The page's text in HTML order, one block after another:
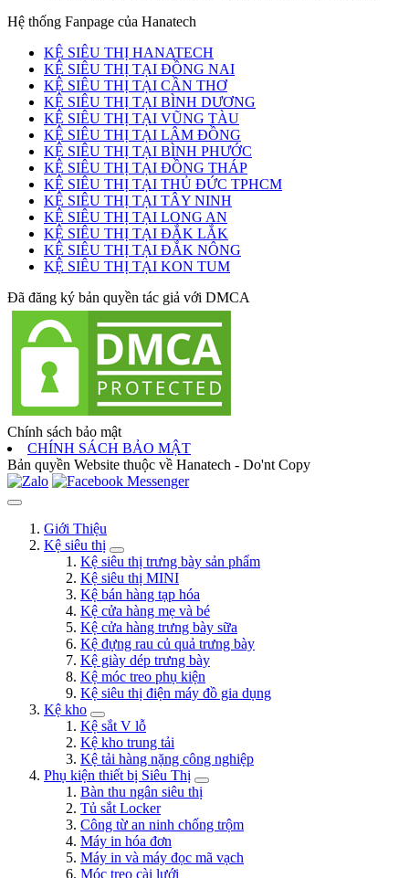
Hệ thống Fanpage của Hanatech
KỆ SIÊU THỊ HANATECH
KỆ SIÊU THỊ TẠI ĐỒNG NAI
KỆ SIÊU THỊ TẠI CẦN THƠ
KỆ SIÊU THỊ TẠI BÌNH DƯƠNG
KỆ SIÊU THỊ TẠI VŨNG TÀU
KỆ SIÊU THỊ TẠI LÂM ĐỒNG
KỆ SIÊU THỊ TẠI BÌNH PHƯỚC
KỆ SIÊU THỊ TẠI ĐỒNG THÁP
KỆ SIÊU THỊ TẠI THỦ ĐỨC TPHCM
KỆ SIÊU THỊ TẠI TÂY NINH
KỆ SIÊU THỊ TẠI LONG AN
KỆ SIÊU THỊ TẠI ĐẮK LẮK
KỆ SIÊU THỊ TẠI ĐẮK NÔNG
KỆ SIÊU THỊ TẠI KON TUM
Đã đăng ký bản quyền tác giả với DMCA
Chính sách bảo mật
CHÍNH SÁCH BẢO MẬT
Bản quyền Website thuộc về Hanatech - Do'nt Copy
Giới Thiệu
Kệ siêu thị
Kệ siêu thị trưng bày sản phẩm
Kệ siêu thị MINI
Kệ bán hàng tạp hóa
Kệ cửa hàng mẹ và bé
Kệ cửa hàng trưng bày sữa
Kệ đựng rau củ quả trưng bày
Kệ giày dép trưng bày
Kệ móc treo phụ kiện
Kệ siêu thị điện máy đồ gia dụng
Kệ kho
Kệ sắt V lỗ
Kệ kho trung tải
Kệ tải hàng nặng công nghiệp
Phụ kiện thiết bị Siêu Thị
Bàn thu ngân siêu thị
Tủ sắt Locker
Công từ an ninh chống trộm
Máy in hóa đơn
Máy in và máy đọc mã vạch
Móc treo cài lưới